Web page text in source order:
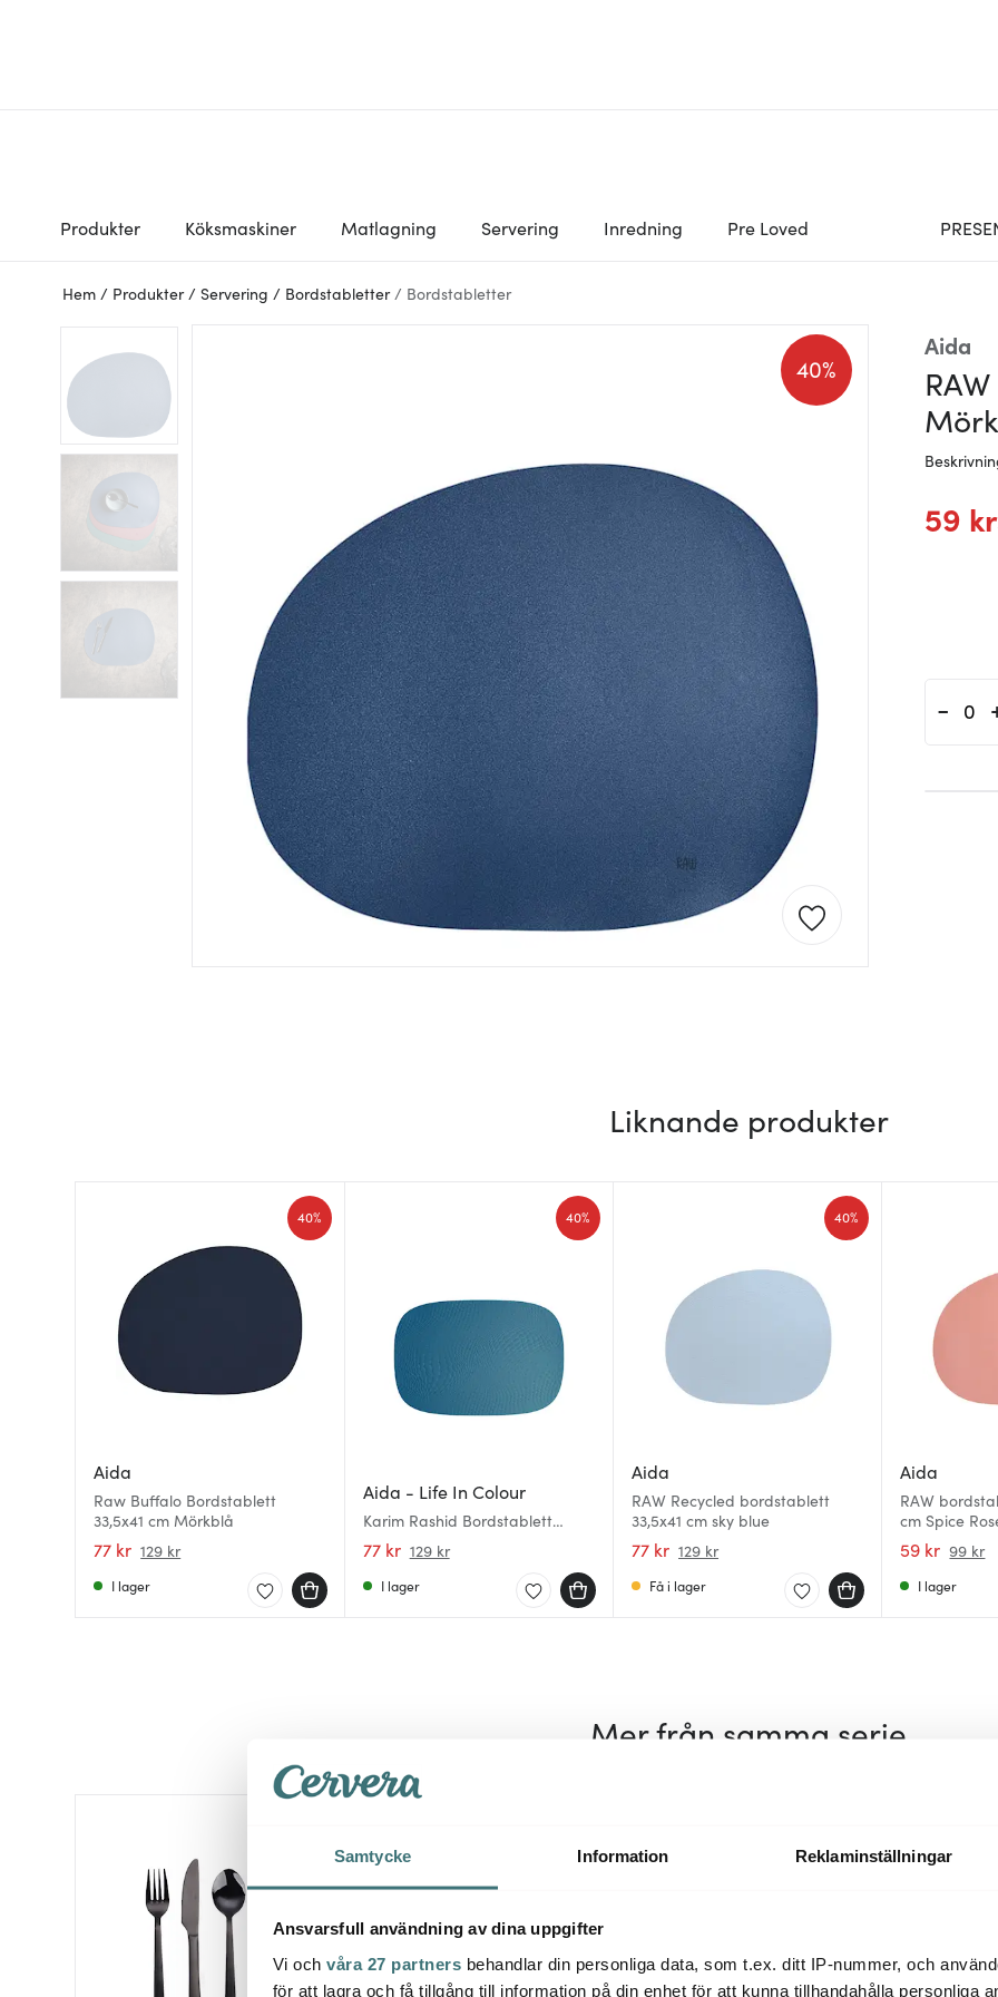
Samtycke Information Reklaminställningar
Ansvarsfull användning av dina uppgifter
Vi och våra 27 partners behandlar din personliga data, som t.ex. ditt IP-nummer, och
för att lagra och få tillgång till information på din enhet för att kunna tillhandahålla personliga
Produkter Köksmaskiner Matlagning Servering Inredning Pre Loved
Hem / Produkter / Servering / Bordstabletter / Bordstabletter
Aida
40%
59 kr
-
Liknande produkter
Aida
Raw Buffalo Bordstablett
33,5x41 cm Mörkblå
77 kr 129 kr
40%
I lager
Aida - Life In Colour
Karim Rashid Bordstablett
45x30,6 cm Blåbär
77 kr 129 kr
40%
I lager
Aida
RAW Recycled bordstablett
33,5x41 cm sky blue
77 kr 129 kr
40%
Få i lager
Aida
RAW
cm Spice
59 kr 99 kr
I lager
Mer från samma serie